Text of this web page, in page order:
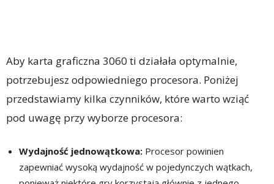
Aby karta graficzna 3060 ti działała optymalnie,
potrzebujesz odpowiedniego procesora. Poniżej
przedstawiamy kilka czynników, które warto wziąć
pod uwagę przy wyborze procesora:
Wydajność jednowątkowa: Procesor powinien
zapewniać wysoką wydajność w pojedynczych wątkach,